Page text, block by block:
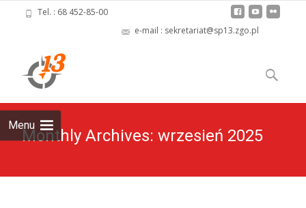
Tel. : 68 452-85-00
e-mail : sekretariat@sp13.zgo.pl
Menu
to
content
Szukaj:
Monthly Archives: wrzesień 2025